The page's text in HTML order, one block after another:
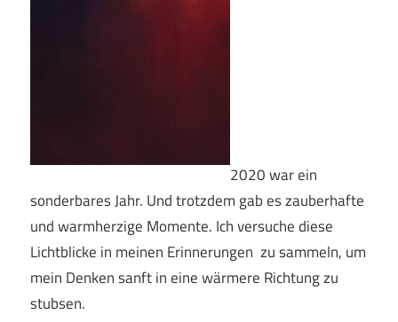
2020 war ein
sonderbares Jahr. Und trotzdem gab es zauberhafte
und warmherzige Momente. Ich versuche diese
Lichtblicke in meinen Erinnerungen zu sammeln, um
mein Denken sanft in eine wärmere Richtung zu
stubsen.